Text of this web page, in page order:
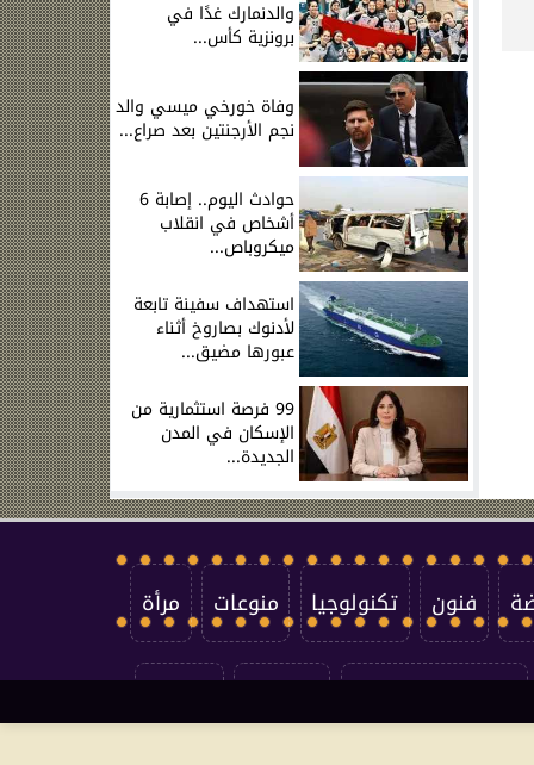
والدنمارك غدًا في
برونزية كأس...
وفاة خورخي ميسي والد
نجم الأرجنتين بعد صراع...
حوادث اليوم.. إصابة 6
أشخاص في انقلاب
ميكروباص...
استهداف سفينة تابعة
لأدنوك بصاروخ أثناء
عبورها مضيق...
99 فرصة استثمارية من
الإسكان في المدن
الجديدة...
فنون تكنولوجيا منوعات مرأة